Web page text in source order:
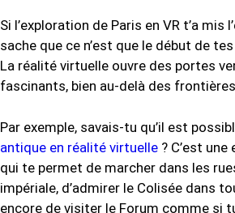
Si l’exploration de Paris en VR t’a mis
sache que ce n’est que le début de
La réalité virtuelle ouvre des portes
fascinants, bien au-delà des
Par exemple, savais-tu qu’il est
antique en réalité virtuelle ? C’est
qui te permet de marcher dans les
impériale, d’admirer le Colisée dans
encore de visiter le Forum comme si